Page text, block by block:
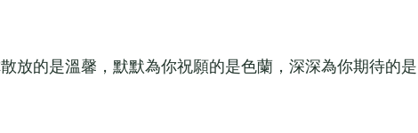
的是溫馨，默默為你祝願的是色蘭，深深為你期待的是